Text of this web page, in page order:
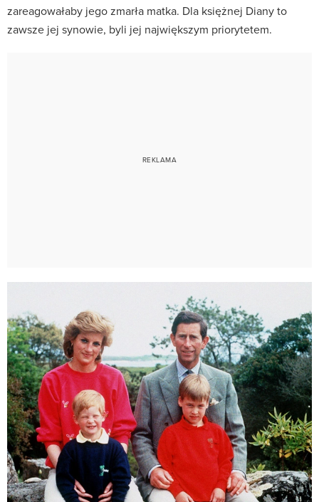
zareagowałaby jego zmarła matka. Dla księżnej Diany to
zawsze jej synowie, byli jej największym priorytetem.